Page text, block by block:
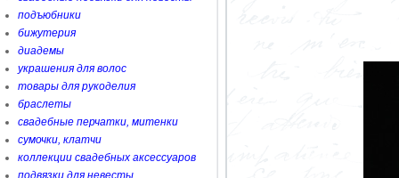
подъюбники
бижутерия
диадемы
украшения для волос
товары для рукоделия
браслеты
свадебные перчатки, митенки
сумочки, клатчи
коллекции свадебных аксессуаров
подвязки для невесты